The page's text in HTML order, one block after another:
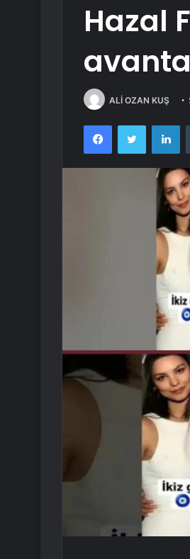
Hazal
ALİ OZAN KUŞ
FacebookTwitter